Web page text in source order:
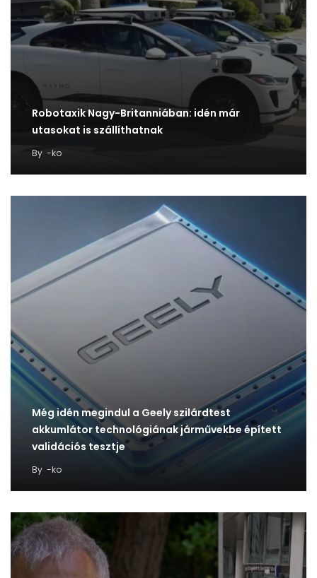
Robotaxik Nagy-Britanniában: idén már
utasokat is szállíthatnak
By -ko
Még idén megindul a Geely szilárdtest
akkumlátor technológiának járművekbe épített
validációs tesztje
By -ko